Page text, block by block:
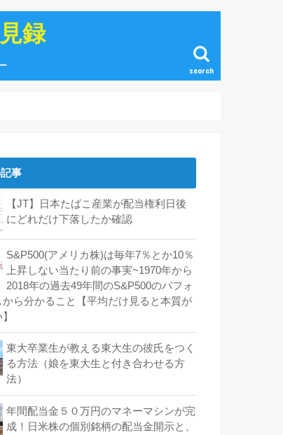
録
search
事
【JT】日本たばこ産業が配当権利日後
にどれだけ下落したか確認
S&P500(アメリカ株)は毎年7％とか10％
上昇しない当たり前の事実~1970年から
2018年の過去49年間のS&P500のパフォ
から分かること【平均だけ見ると本質が
東大卒業生が教える東大生の彼氏をつく
る方法（娘を東大生と付き合わせる方
法）
年間配当金５０万円のマネーマシンが完
成！日米株の個別銘柄の配当金開示と、